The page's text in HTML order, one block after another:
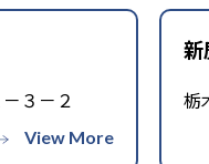
３－２
新
栃